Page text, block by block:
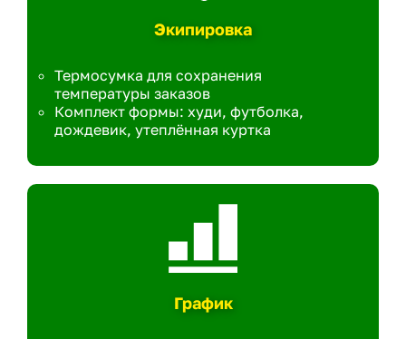
Экипировка
Термосумка для сохранения
температуры заказов
Комплект формы: худи, футболка,
дождевик, утеплённая куртка
График